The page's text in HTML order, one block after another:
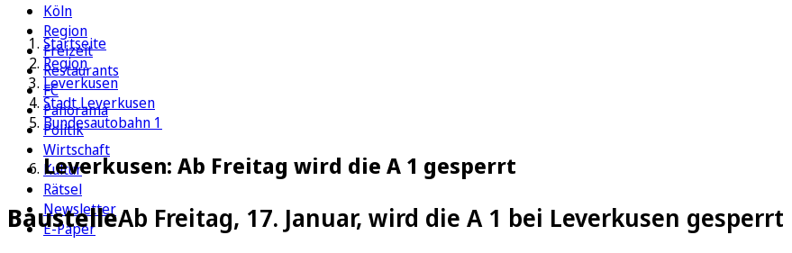
Köln
Region
Freizeit
Restaurants
FC
Panorama
Politik
Wirtschaft
Kultur
Rätsel
Newsletter
E-Paper
Startseite
Region
Leverkusen
Stadt Leverkusen
Bundesautobahn 1
Leverkusen: Ab Freitag wird die A 1 gesperrt
BaustelleAb Freitag, 17. Januar, wird die A 1 bei Leverkusen gesperrt